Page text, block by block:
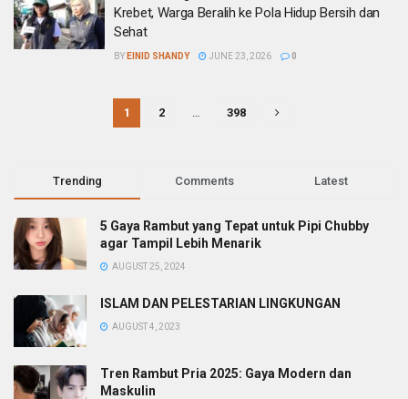
Krebet, Warga Beralih ke Pola Hidup Bersih dan
Sehat
BY EINID SHANDY JUNE 23, 2026 0
1 2 398
Trending Comments Latest
5 Gaya Rambut yang Tepat untuk Pipi Chubby
agar Tampil Lebih Menarik
AUGUST 25, 2024
ISLAM DAN PELESTARIAN LINGKUNGAN
AUGUST 4, 2023
Tren Rambut Pria 2025: Gaya Modern dan
Maskulin